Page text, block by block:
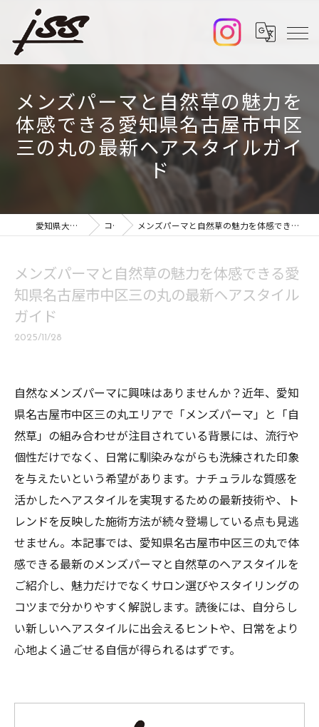
メンズパーマと自然草の魅力を
体感できる愛知県名古屋市中区
三の丸の最新ヘアスタイルガイ
ド
愛知県大須の美容室ならiss コラム メンズパーマと自然草の魅力を体感できる愛知県名古屋市中区三の丸の最新ヘアスタイルガイド
メンズパーマと自然草の魅力を体感できる愛
知県名古屋市中区三の丸の最新ヘアスタイル
ガイド
2025/11/28
自然なメンズパーマに興味はありませんか？近年、愛知
県名古屋市中区三の丸エリアで「メンズパーマ」と「自
然草」の組み合わせが注目されている背景には、流行や
個性だけでなく、日常に馴染みながらも洗練された印象
を与えたいという希望があります。ナチュラルな質感を
活かしたヘアスタイルを実現するための最新技術や、ト
レンドを反映した施術方法が続々登場している点も見逃
せません。本記事では、愛知県名古屋市中区三の丸で体
感できる最新のメンズパーマと自然草のヘアスタイルを
ご紹介し、魅力だけでなくサロン選びやスタイリングの
コツまで分かりやすく解説します。読後には、自分らし
い新しいヘアスタイルに出会えるヒントや、日常をより
心地よく過ごせる自信が得られるはずです。